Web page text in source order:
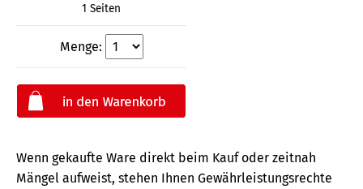
1 Seiten
Menge:
Wenn gekaufte Ware direkt beim Kauf oder zeitnah
Mängel aufweist, stehen Ihnen Gewährleistungsrechte